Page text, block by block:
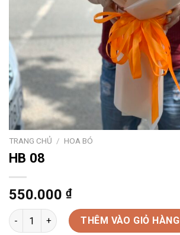
TRANG CHỦ / HOA BÓ
HB 08
550.000 ₫
HB 08 số lượng THÊM VÀO GIỎ HÀNG